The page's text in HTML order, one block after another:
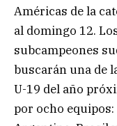
Américas de la
al domingo 12.
subcampeones
buscarán una de
U-19 del año
por ocho